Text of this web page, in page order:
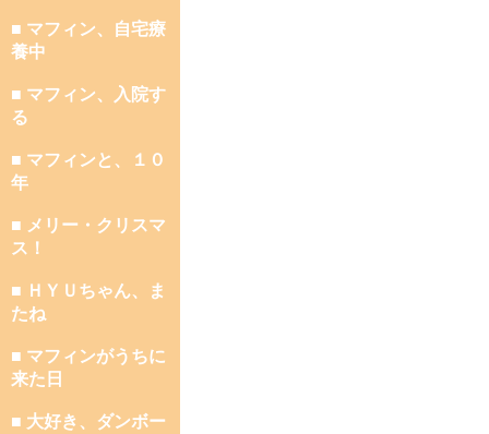
■ マフィン、自宅療
養中
■ マフィン、入院す
る
■ マフィンと、１０
年
■ メリー・クリスマ
ス！
■ ＨＹＵちゃん、ま
たね
■ マフィンがうちに
来た日
■ 大好き、ダンボー